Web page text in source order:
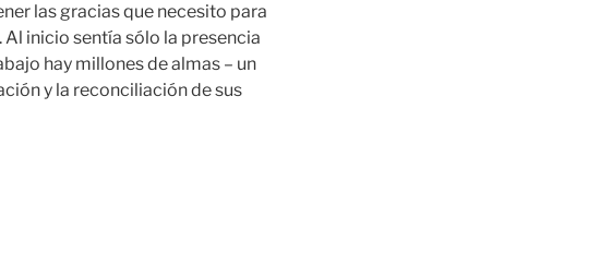
las gracias que necesito para
inicio sentía sólo la presencia
hay millones de almas – un
y la reconciliación de sus